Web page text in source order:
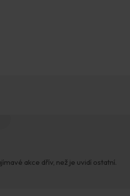
akce dřív, než je uvidí ostatní.